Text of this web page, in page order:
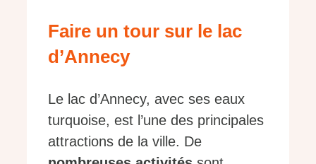
Faire un tour sur le lac
d’Annecy
Le lac d’Annecy, avec ses eaux
turquoise, est l’une des principales
attractions de la ville. De